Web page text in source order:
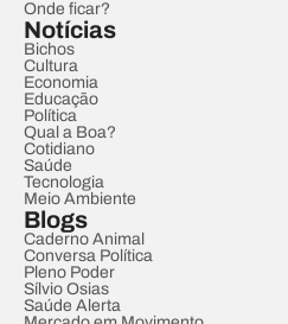
Onde ficar?
Notícias
Bichos
Cultura
Economia
Educação
Política
Qual a Boa?
Cotidiano
Saúde
Tecnologia
Meio Ambiente
Blogs
Caderno Animal
Conversa Política
Pleno Poder
Sílvio Osias
Saúde Alerta